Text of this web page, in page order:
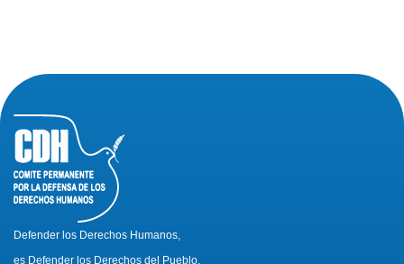
Defender los Derechos Humanos,
es Defender los Derechos del Pueblo.